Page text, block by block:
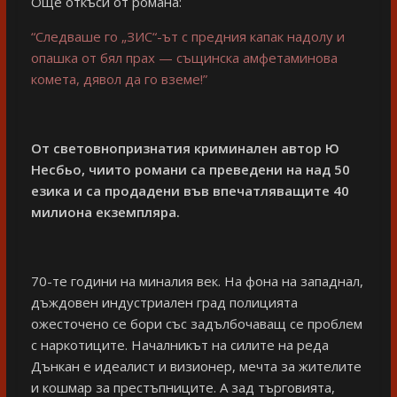
“Следваше го „ЗИС“-ът с предния капак надолу и
опашка от бял прах — същинска амфетаминова
комета, дявол да го вземе!”
От световнопризнатия криминален автор Ю
Несбьо, чиито романи са преведени на над 50
езика и са продадени във впечатляващите 40
милиона екземпляра.
70-те години на миналия век. На фона на западнал,
дъждовен индустриален град полицията
ожесточено се бори със задълбочаващ се проблем
с наркотиците. Началникът на силите на реда
Дънкан е идеалист и визионер, мечта за жителите
и кошмар за престъпниците. А зад търговията,